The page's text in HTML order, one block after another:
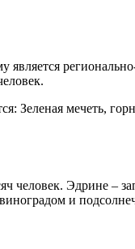
является
Зеленая мечеть,
человек. Эдрине –
и